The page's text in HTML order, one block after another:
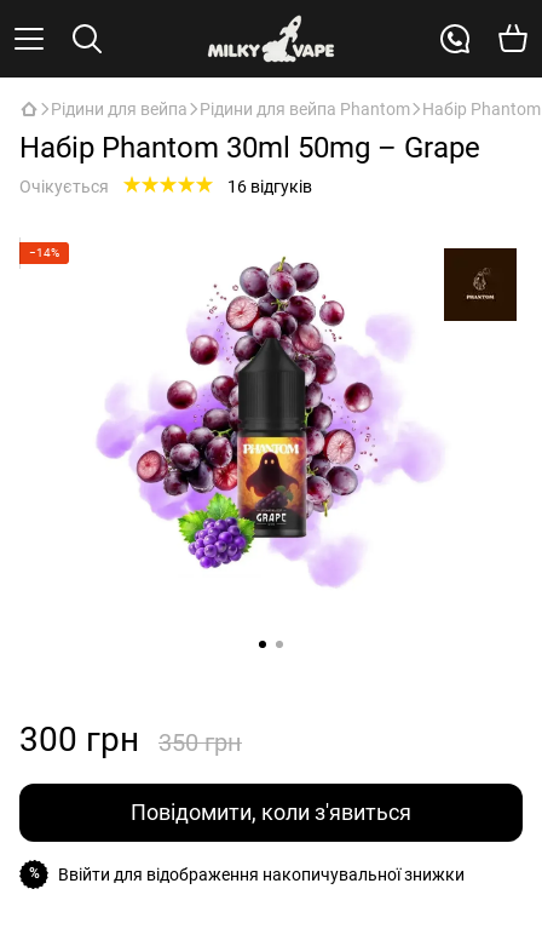
Рідини для вейпа Рідини для вейпа Phantom Набір
Набір Phantom 30ml 50mg – Grape
Очікується 16 відгуків
−14%
300 грн 350 грн
Повідомити, коли з'явиться
% Ввійти для відображення накопичувальної знижки